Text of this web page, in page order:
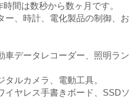
間は数秒から数ヶ月です。
ー、時計、電化製品の制御、お
車データレコーダー、照明ラン
ルカメラ、電動工具。
イヤレス手書きボード、SSDソ